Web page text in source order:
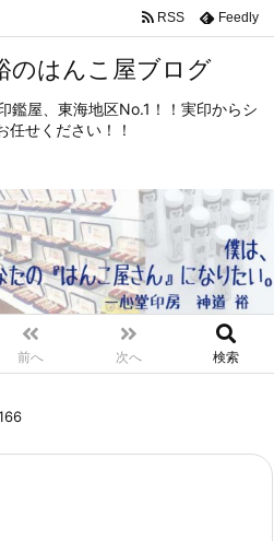
はんこ屋ブログ
鑑屋、東海地区No.1！！実印からシ
任せください！！
前へ 次へ 検索
RSS Feedly